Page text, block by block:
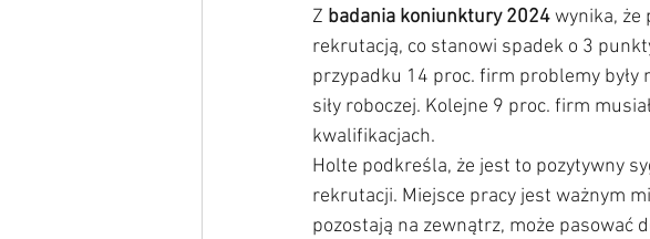
Z badania koniunktury 2024 wynika, że
rekrutacją, co stanowi spadek o 3
przypadku 14 proc. firm problemy
siły roboczej. Kolejne 9 proc. firm
kwalifikacjach.
Holte podkreśla, że jest to pozytywny
rekrutacji. Miejsce pracy jest ważnym
pozostają na zewnątrz, może pasować